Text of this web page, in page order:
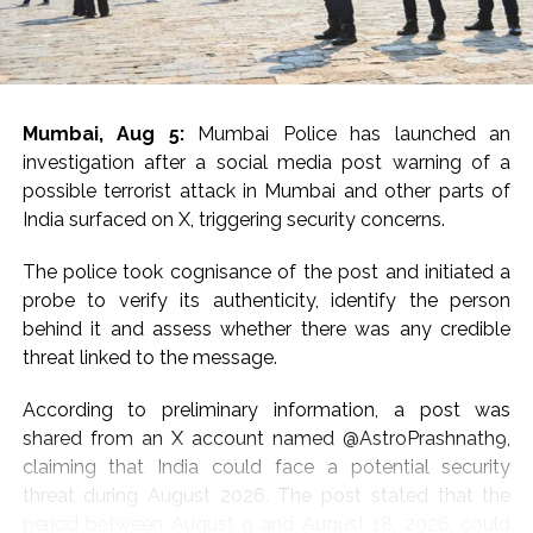
the police. Based on the preliminary findings, an FIR will
be registered at the Mangaluru South Police Station,
and a detailed investigation will be initiated,” he said.
The Commissioner added that the investigation would
ascertain the exact sequence of events and determine
the role of those involved in the alleged ragging
incident.
Police said further action would be taken based on the
findings of the investigation.
According to official records, Karnataka recorded 181
ragging complaints in higher educational institutions
between 2022 and July 22, 2026, the highest among
South Indian states despite mandatory anti-ragging
committees and stricter enforcement measures.
Mumbai, Aug 5: Mumbai Police has launched an
investigation after a social media post warning of a
possible terrorist attack in Mumbai and other parts of
India surfaced on X, triggering security concerns.
The police took cognisance of the post and initiated a
probe to verify its authenticity, identify the person
behind it and assess whether there was any credible
threat linked to the message.
According to preliminary information, a post was
shared from an X account named @AstroPrashnath9,
claiming that India could face a potential security
threat during August 2026. The post stated that the